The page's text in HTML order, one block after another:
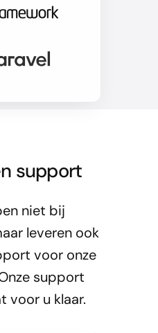
support
niet bij
leveren ook
voor onze
support
voor u klaar.